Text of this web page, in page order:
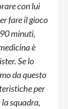
con lui
fare il gioco
minuti,
è
Se lo
da questo
per
squadra,